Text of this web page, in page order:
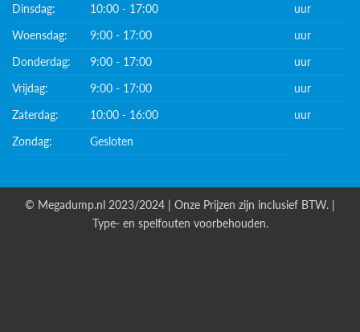
Dinsdag:
10:00 - 17:00
uur
Woensdag:
9:00 - 17:00
uur
Donderdag:
9:00 - 17:00
uur
Vrijdag:
9:00 - 17:00
uur
Zaterdag:
10:00 - 16:00
uur
Zondag:
Gesloten
© Megadump.nl 2023/2024 | Onze Prijzen zijn inclusief BTW. |
Type- en spelfouten voorbehouden.